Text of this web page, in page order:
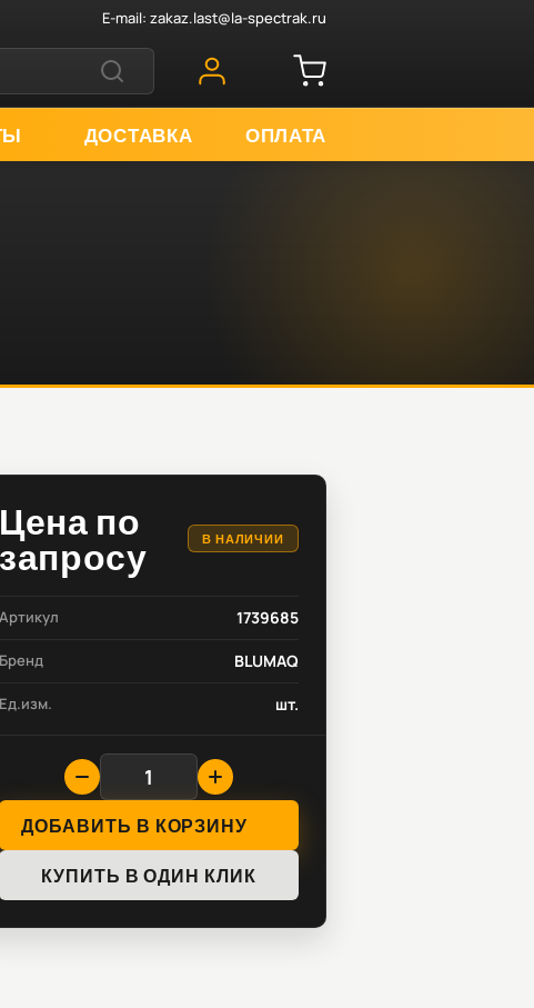
E-mail: zakaz.last@la-spectrak.ru
ДОСТАВКА ОПЛАТА
Цена по
запросу
В НАЛИЧИИ
Артикул 1739685
Бренд BLUMAQ
Ед.изм. шт.
ДОБАВИТЬ В КОРЗИНУ
КУПИТЬ В ОДИН КЛИК